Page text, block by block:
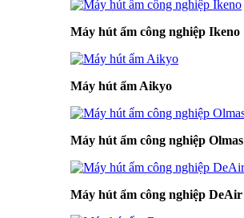
Máy hút ẩm công nghiệp Ikeno
Máy hút ẩm Aikyo
Máy hút ẩm công nghiệp Olmas
Máy hút ẩm công nghiệp DeAir